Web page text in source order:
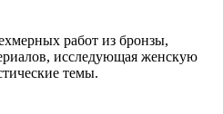
работ из бронзы,
исследующая женскую
темы.